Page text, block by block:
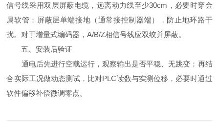
信号线采用双层屏蔽电缆，远离动力线至少30cm，必要时穿金
属软管；屏蔽层单端接地（通常接控制器端），防止地环路干
扰。对于增量式编码器，A/B/Z相信号线应双绞并屏蔽。
五、安装后验证
通电后先进行空载运行，观察输出是否平稳、无跳变；再结
合实际工况做动态测试，比对PLC读数与实测位移，必要时通过
软件偏移补偿微调零点。